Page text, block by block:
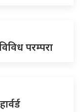
परम्परा